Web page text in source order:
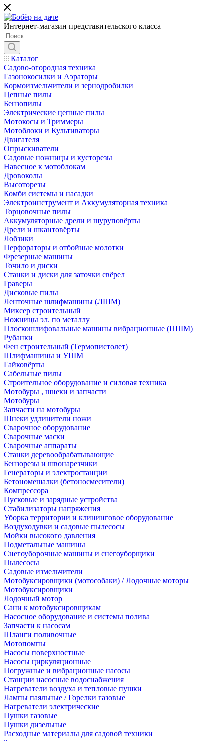
Интернет-магазин представительского класса
Каталог
Садово-огородная техника
Газонокосилки и Аэраторы
Кормоизмельчители и зернодробилки
Цепные пилы
Бензопилы
Электрические цепные пилы
Мотокосы и Триммеры
Мотоблоки и Культиваторы
Двигателя
Опрыскиватели
Садовые ножницы и кусторезы
Навесное к мотоблокам
Дровоколы
Высоторезы
Комби системы и насадки
Электроинструмент и Аккумуляторная техника
Торцовочные пилы
Аккумуляторные дрели и шуруповёрты
Дрели и шкантовёрты
Лобзики
Перфораторы и отбойные молотки
Фрезерные машины
Точило и диски
Станки и диски для заточки свёрел
Граверы
Дисковые пилы
Ленточные шлифмашины (ЛШМ)
Миксер строительный
Ножницы эл. по металлу
Плоскошлифовальные машины вибрационные (ПШМ)
Рубанки
Фен строительный (Термопистолет)
Шлифмашины и УШМ
Гайковёрты
Сабельные пилы
Строительное оборудование и силовая техника
Мотобуры , шнеки и запчасти
Мотобуры
Запчасти на мотобуры
Шнеки удлинители ножи
Сварочное оборудование
Сварочные маски
Сварочные аппараты
Станки деревообрабатывающие
Бензорезы и швонарезчики
Генераторы и электростанции
Бетономешалки (бетоносмесители)
Компрессора
Пусковые и зарядные устройства
Стабилизаторы напряжения
Уборка территории и клининговое оборудование
Воздуходувки и садовые пылесосы
Мойки высокого давления
Подметальные машины
Снегоуборочные машины и снегоуборщики
Пылесосы
Садовые измельчители
Мотобуксировщики (мотособаки) / Лодочные моторы
Мотобуксировщики
Лодочный мотор
Сани к мотобуксировщикам
Насосное оборудование и системы полива
Запчасти к насосам
Шланги поливочные
Мотопомпы
Насосы поверхностные
Насосы циркуляционные
Погружные и вибрационные насосы
Станции насосные водоснабжения
Нагреватели воздуха и тепловые пушки
Лампы паяльные / Горелки газовые
Нагреватели электрические
Пушки газовые
Пушки дизельные
Расходные материалы для садовой техники